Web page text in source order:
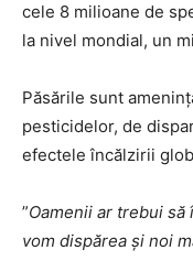
cele 8 milioane de
la nivel mondial, un
Păsările sunt
pesticidelor, de
efectele încălzirii
”Oamenii ar trebui să
vom dispărea și noi